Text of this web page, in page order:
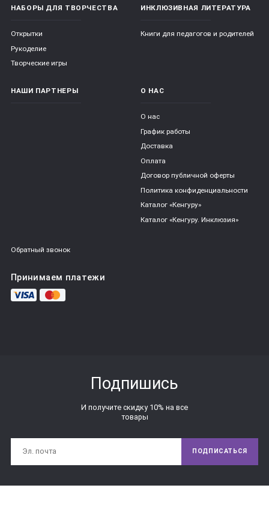
НАБОРЫ ДЛЯ ТВОРЧЕСТВА
Открытки
Рукоделие
Творческие игры
ИНКЛЮЗИВНАЯ ЛИТЕРАТУРА
Книги для педагогов и родителей
НАШИ ПАРТНЕРЫ О НАС
О нас
График работы
Доставка
Оплата
Договор публичной оферты
Политика конфиденциальности
Каталог «Кенгуру»
Каталог «Кенгуру. Инклюзия»
Обратный звонок
Принимаем платежи
Подпишись
И получите скидку 10% на все
товары
ПОДПИСАТЬСЯ